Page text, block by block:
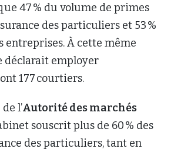
47 % du volume de primes
des particuliers et 53 %
entreprises. À cette même
déclarait employer
177 courtiers.
l’Autorité des marchés
souscrit plus de 60 % des
des particuliers, tant en